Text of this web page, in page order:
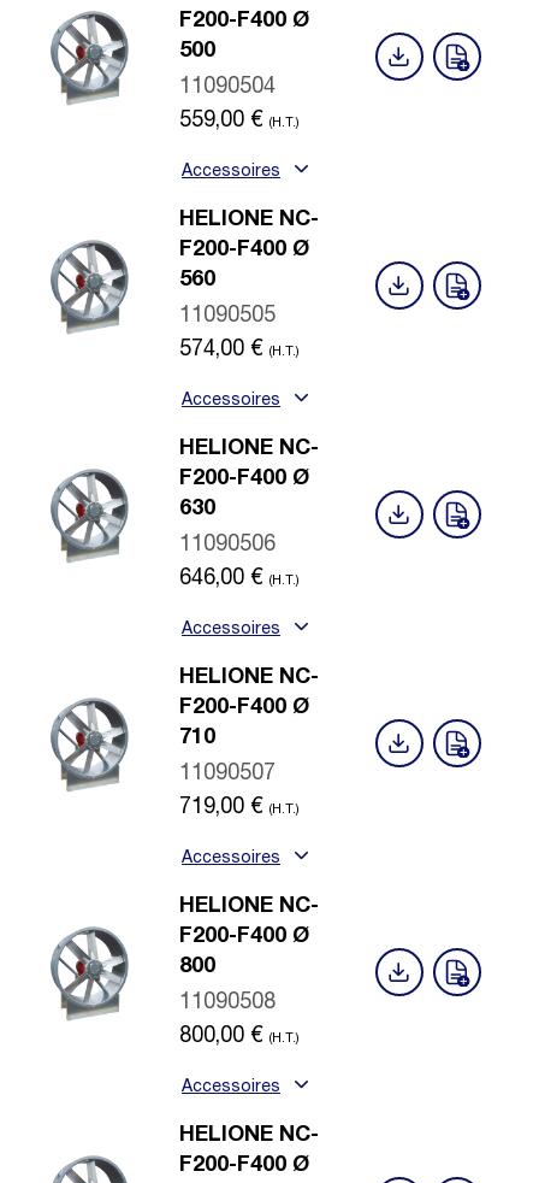
F200-F400 Ø
500
11090504
559,00 € (H.T.)
Accessoires
HELIONE NC-
F200-F400 Ø
560
11090505
574,00 € (H.T.)
Accessoires
HELIONE NC-
F200-F400 Ø
630
11090506
646,00 € (H.T.)
Accessoires
HELIONE NC-
F200-F400 Ø
710
11090507
719,00 € (H.T.)
Accessoires
HELIONE NC-
F200-F400 Ø
800
11090508
800,00 € (H.T.)
Accessoires
HELIONE NC-
F200-F400 Ø